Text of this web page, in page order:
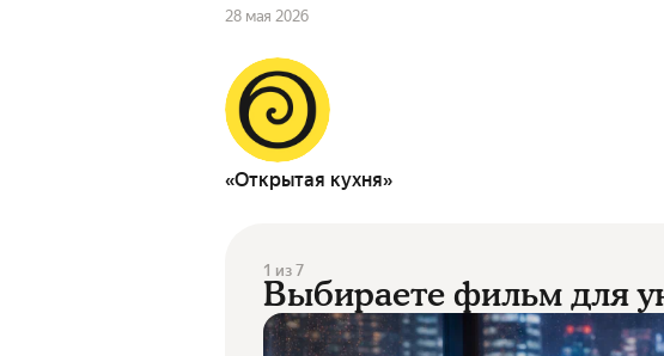
28 мая 2026
«Открытая кухня»
1 из 7
Выбираете фильм для